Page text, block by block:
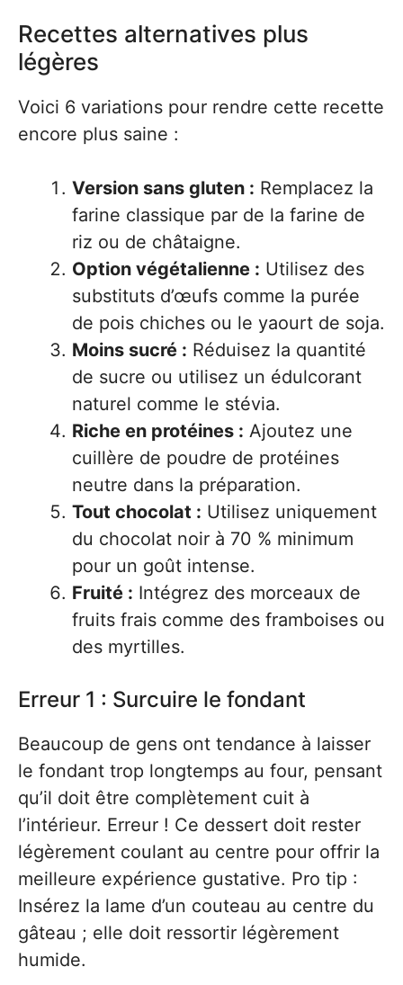
Recettes alternatives plus
légères
Voici 6 variations pour rendre cette recette
encore plus saine :
Version sans gluten : Remplacez la
farine classique par de la farine de
riz ou de châtaigne.
Option végétalienne : Utilisez des
substituts d’œufs comme la purée
de pois chiches ou le yaourt de soja.
Moins sucré : Réduisez la quantité
de sucre ou utilisez un édulcorant
naturel comme le stévia.
Riche en protéines : Ajoutez une
cuillère de poudre de protéines
neutre dans la préparation.
Tout chocolat : Utilisez uniquement
du chocolat noir à 70 % minimum
pour un goût intense.
Fruité : Intégrez des morceaux de
fruits frais comme des framboises ou
des myrtilles.
Erreur 1 : Surcuire le fondant
Beaucoup de gens ont tendance à laisser
le fondant trop longtemps au four, pensant
qu’il doit être complètement cuit à
l’intérieur. Erreur ! Ce dessert doit rester
légèrement coulant au centre pour offrir la
meilleure expérience gustative. Pro tip :
Insérez la lame d’un couteau au centre du
gâteau ; elle doit ressortir légèrement
humide.